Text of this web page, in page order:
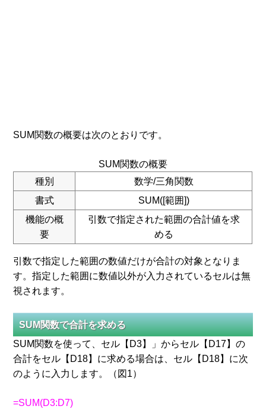
SUM関数の概要は次のとおりです。
SUM関数の概要
種別
数学/三角関数
書式
SUM([範囲])
機能の概
要
引数で指定された範囲の合計値を求
める
引数で指定した範囲の数値だけが合計の対象となりま
す。指定した範囲に数値以外が入力されているセルは無
視されます。
SUM関数で合計を求める
SUM関数を使って、セル【D3】」からセル【D17】の
合計をセル【D18】に求める場合は、セル【D18】に次
のように入力します。（図1）
=SUM(D3:D7)